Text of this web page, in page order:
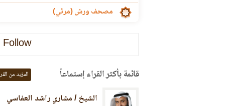
مصحف ورش (مرئي)
Follow
قائمة بأكثر القراء إستماعاً المزيد من
الشيخ / مشاري راشد العفاسي